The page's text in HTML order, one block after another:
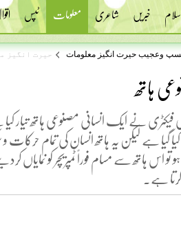
خبریں شاعری معلومات ٹپس
وعجیب حیرت انگیز معلومات حیرت انگیز
ہاتھ
فیکٹری نے ایک انسانی مصنوعی ہاتھ تیار
ہے لیکن یہ ہاتھ انسان کی تمام حرکات
تو اس ہاتھ سے مسام فوراً ٹمپریچر کو نمایاں
ہے۔